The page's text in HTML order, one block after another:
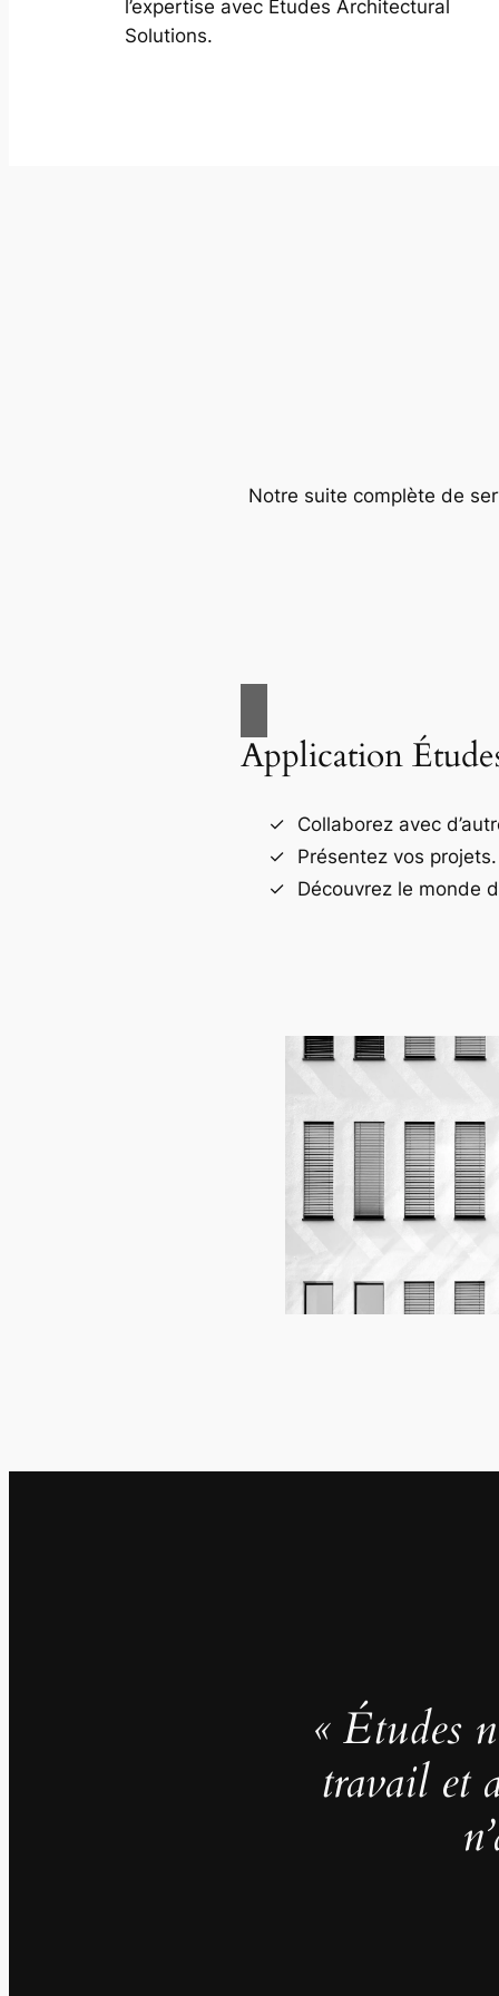
l’expertise avec Études Architectural
Solutions.
Notre suite complète de
Application
Collaborez avec
Présentez vos projets.
Découvrez le monde
« Études
travail et